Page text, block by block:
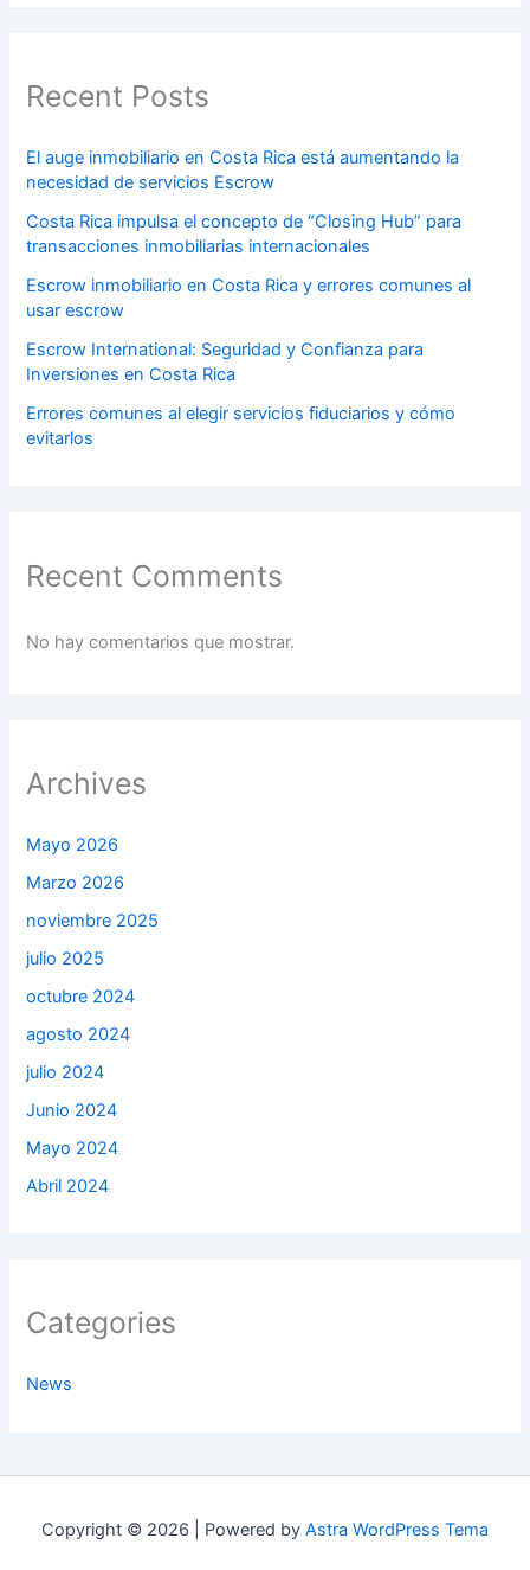
Recent Posts
El auge inmobiliario en Costa Rica está aumentando la
necesidad de servicios Escrow
Costa Rica impulsa el concepto de “Closing Hub” para
transacciones inmobiliarias internacionales
Escrow inmobiliario en Costa Rica y errores comunes al
usar escrow
Escrow International: Seguridad y Confianza para
Inversiones en Costa Rica
Errores comunes al elegir servicios fiduciarios y cómo
evitarlos
Recent Comments
No hay comentarios que mostrar.
Archives
Mayo 2026
Marzo 2026
noviembre 2025
julio 2025
octubre 2024
agosto 2024
julio 2024
Junio 2024
Mayo 2024
Abril 2024
Categories
News
Copyright © 2026 | Powered by Astra WordPress Tema